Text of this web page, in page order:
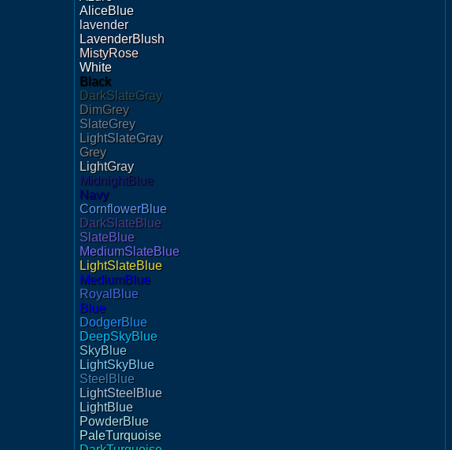
AliceBlue
lavender
LavenderBlush
MistyRose
White
Black
DarkSlateGray
DimGrey
SlateGrey
LightSlateGray
Grey
LightGray
MidnightBlue
Navy
CornflowerBlue
DarkSlateBlue
SlateBlue
MediumSlateBlue
LightSlateBlue
MediumBlue
RoyalBlue
Blue
DodgerBlue
DeepSkyBlue
SkyBlue
LightSkyBlue
SteelBlue
LightSteelBlue
LightBlue
PowderBlue
PaleTurquoise